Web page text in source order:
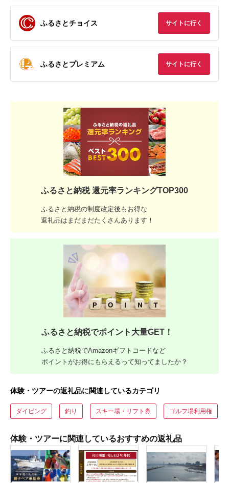
ふるさとチョイス サイトに行く
ふるさとプレミアム サイトに行く
ふるさと納税 還元率ランキングTOP300
ふるさと納税の制度改定後もお得な
返礼品はまだまだたくさんあります！
ふるさと納税でポイント大量GET！
ふるさと納税でAmazonギフトコードなど
ポイントがお得にもらえるって知ってましたか？
体験・ツアーの返礼品に関連しているカテゴリ
ダイビング 釣り スキー場・リフト券 ゴルフ場利用権
体験・ツアーに関連しているおすすめの返礼品